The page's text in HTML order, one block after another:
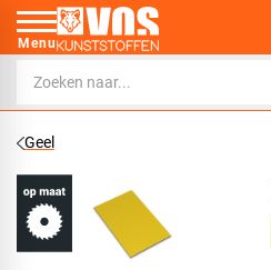
Menu
Geel